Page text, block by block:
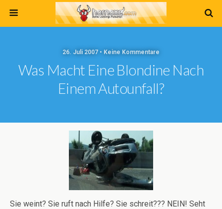
26. Juli 2007 • Keine Kommentare
Was Macht Eine Blondine Nach
Einem Autounfall?
Sie weint? Sie ruft nach Hilfe? Sie schreit??? NEIN! Seht